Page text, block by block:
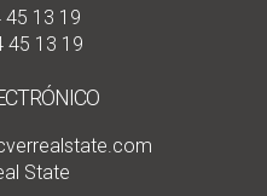
45 13 19
45 13 19
State